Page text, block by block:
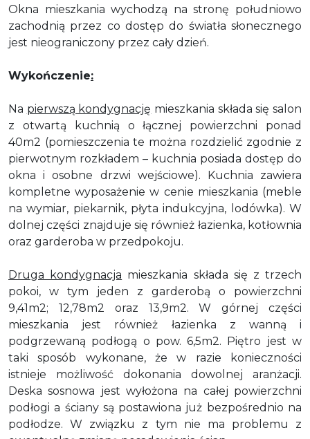
Okna mieszkania wychodzą na stronę południowo
zachodnią przez co dostęp do światła słonecznego
jest nieograniczony przez cały dzień.
Wykończenie:
Na pierwszą kondygnację mieszkania składa się salon
z otwartą kuchnią o łącznej powierzchni ponad
40m2 (pomieszczenia te można rozdzielić zgodnie z
pierwotnym rozkładem – kuchnia posiada dostęp do
okna i osobne drzwi wejściowe). Kuchnia zawiera
kompletne wyposażenie w cenie mieszkania (meble
na wymiar, piekarnik, płyta indukcyjna, lodówka). W
dolnej części znajduje się również łazienka, kotłownia
oraz garderoba w przedpokoju.
Druga kondygnacja mieszkania składa się z trzech
pokoi, w tym jeden z garderobą o powierzchni
9,41m2; 12,78m2 oraz 13,9m2. W górnej części
mieszkania jest również łazienka z wanną i
podgrzewaną podłogą o pow. 6,5m2. Piętro jest w
taki sposób wykonane, że w razie konieczności
istnieje możliwość dokonania dowolnej aranżacji.
Deska sosnowa jest wyłożona na całej powierzchni
podłogi a ściany są postawiona już bezpośrednio na
podłodze. W związku z tym nie ma problemu z